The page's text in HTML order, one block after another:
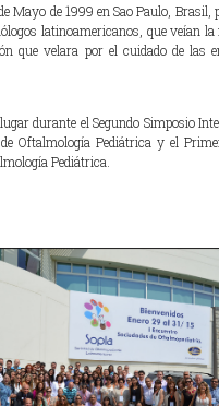
Mayo de 1999 en Sao Paulo,
latinoamericanos, que veían la
que velara por el cuidado de las
durante el Segundo Simposio
Oftalmología Pediátrica y el
Pediátrica.